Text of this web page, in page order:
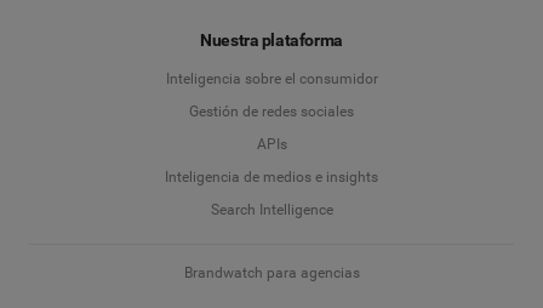
Nuestra plataforma
Inteligencia sobre el consumidor
Gestión de redes sociales
APIs
Inteligencia de medios e insights
Search Intelligence
Brandwatch para agencias